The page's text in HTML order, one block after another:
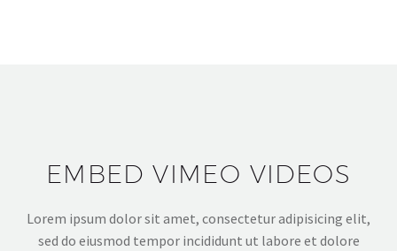
EMBED VIMEO VIDEOS
Lorem ipsum dolor sit amet, consectetur adipisicing elit,
sed do eiusmod tempor incididunt ut labore et dolore